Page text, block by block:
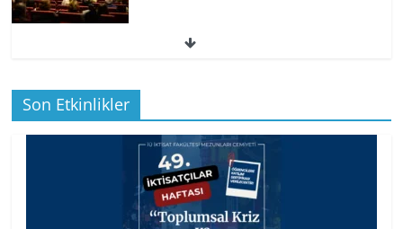
49. İktisatçılar Haftası | 1.…
BİZ İKTİSATLILAR: İÇİMİZDEN BİRİ PROF.
…
Son Etkinlikler